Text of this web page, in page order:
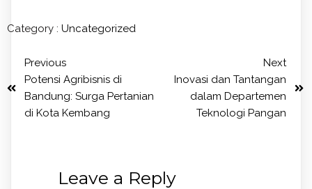
Category : Uncategorized
Previous
Potensi Agribisnis di
Bandung: Surga Pertanian
di Kota Kembang
Next
Inovasi dan Tantangan
dalam Departemen
Teknologi Pangan
Leave a Reply